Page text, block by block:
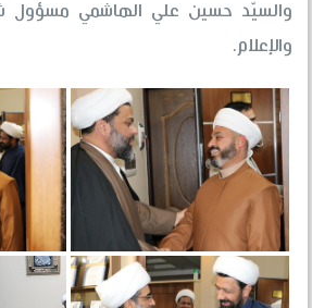
والسيّد حسين علي الهاشمي مسؤول
والإعلام.